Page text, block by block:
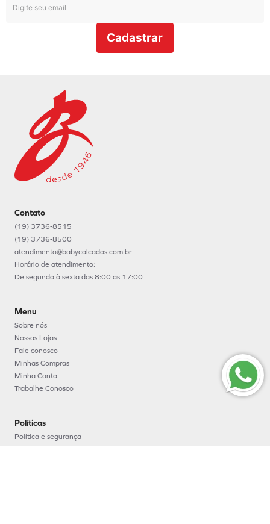
Cadastrar
Contato
(19) 3736-8515
(19) 3736-8500
atendimento@babycalcados.com.br
Horário de atendimento:
De segunda à sexta das 8:00 as 17:00
Menu
Sobre nós
Nossas Lojas
Fale conosco
Minhas Compras
Minha Conta
Trabalhe Conosco
Políticas
Política e segurança